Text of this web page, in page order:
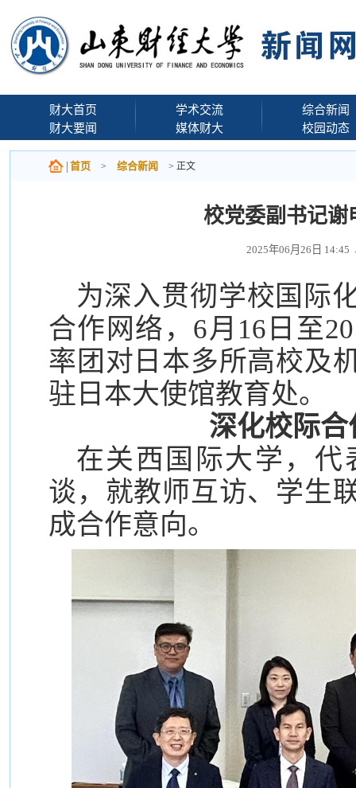
财大首页
财大要闻
学术交流
媒体财大
综合新闻
校园动态
首页 > 综合新闻 > 正文
校党委副书记谢
2025年06月26日
为深入贯彻学校国际
合作网络，6月16日至
率团对日本多所高校及
驻日本大使馆教育处。
深化校际
在关西国际大学，
谈，就教师互访、学生
成合作意向。